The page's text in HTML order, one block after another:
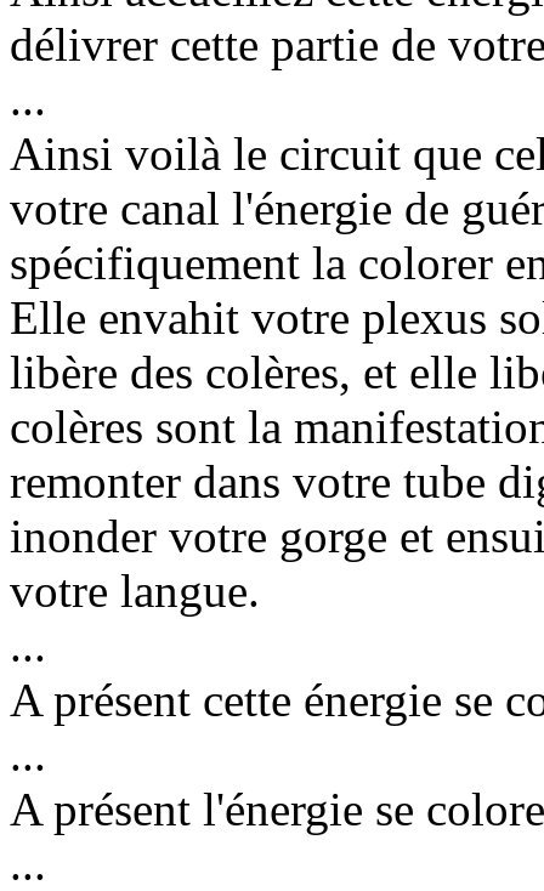
délivrer cette partie de
...
Ainsi voilà le circuit que
votre canal l'énergie de
spécifiquement la colorer
Elle envahit votre plexus
libère des colères, et elle
colères sont la
remonter dans votre tube
inonder votre gorge et
votre langue.
...
A présent cette énergie se
...
A présent l'énergie se
...